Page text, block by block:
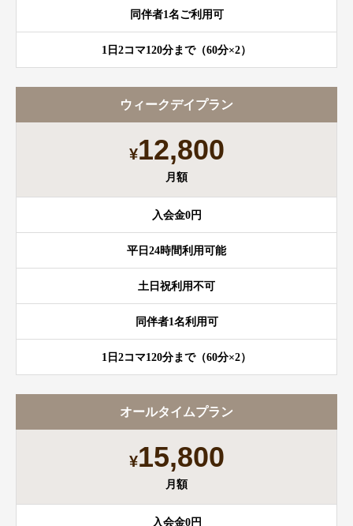
同伴者1名ご利用可
1日2コマ120分まで（60分×2）
ウィークデイプラン
¥12,800
月額
入会金0円
平日24時間利用可能
土日祝利用不可
同伴者1名利用可
1日2コマ120分まで（60分×2）
オールタイムプラン
¥15,800
月額
入会金0円